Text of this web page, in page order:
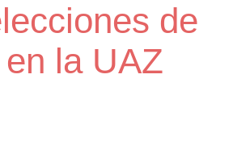
de
la UAZ